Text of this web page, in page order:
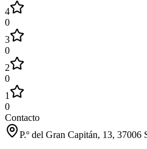
4
0
3
0
2
0
1
0
Contacto
P.º del Gran Capitán, 13, 37006